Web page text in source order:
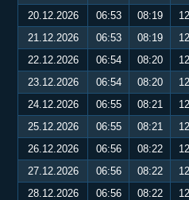
20.12.2026
06:53 08:19
21.12.2026
06:53 08:19
22.12.2026
06:54 08:20
23.12.2026
06:54 08:20
24.12.2026
06:55 08:21
25.12.2026
06:55 08:21
26.12.2026
06:56 08:22
27.12.2026
06:56 08:22
28.12.2026
06:56 08:22